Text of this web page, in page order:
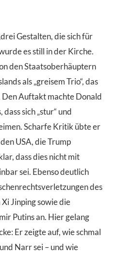
Gestalten, die sich für
es still in der Kirche.
den Staatsoberhäuptern
als „greisem Trio“, das
Auftakt machte Donald
sich „stur“ und
Scharfe Kritik übte er
USA, die Trump
dass dies nicht mit
sei. Ebenso deutlich
des
Jinping sowie die
Putins an. Hier gelang
Er zeigte auf, wie schmal
Narr sei – und wie